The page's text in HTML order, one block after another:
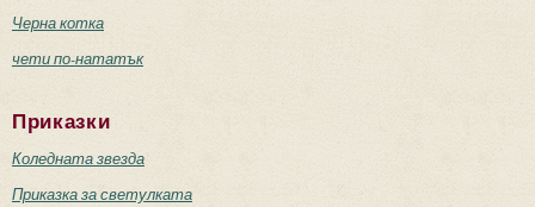
Черна котка
чети по-нататък
Приказки
Коледната звезда
Приказка за светулката